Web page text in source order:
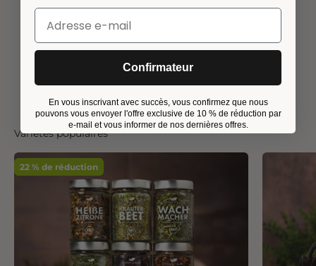
Variétés populaires
22 % de réduction
Confirmateur
En vous inscrivant avec succès, vous confirmez que nous
pouvons vous envoyer l'offre exclusive de 10 % de réduction par
e-mail et vous informer de nos dernières offres.